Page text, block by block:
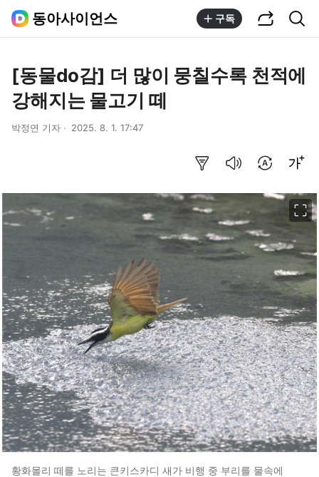
동아사이언스 구독
[동물do감] 더 많이 뭉칠수록 천적에
강해지는 물고기 떼
박정연 기자 2025. 8. 1. 17:47
황화몰리 떼를 노리는 큰키스카디 새가 비행 중 부리를 물속에